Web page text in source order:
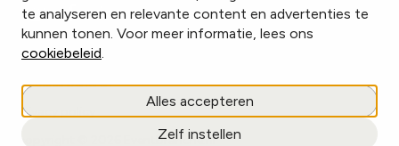
te analyseren en relevante content en advertenties te
kunnen tonen. Voor meer informatie, lees ons
cookiebeleid.
Alles accepteren
Zelf instellen
InstagramFacebookLinkedIn
Cookies beheren
Privacy policy
copyright © 2026 Eventbranche.nl